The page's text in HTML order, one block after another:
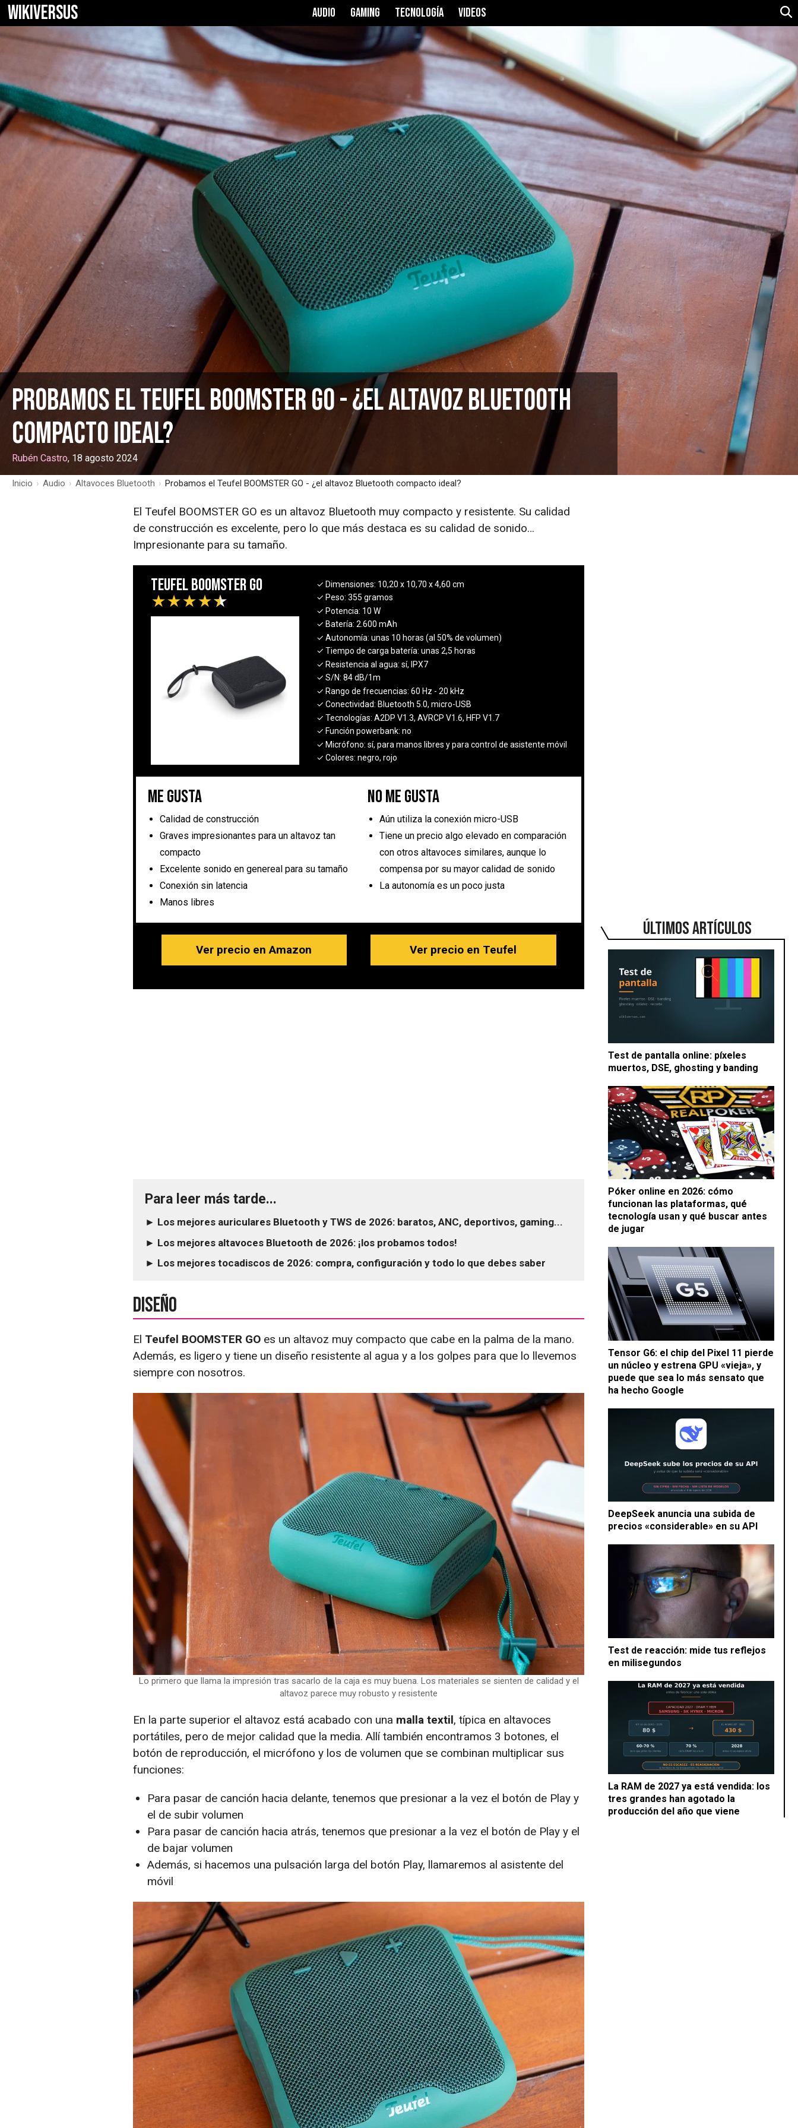
WIKIVERSUS AUDIO GAMING TECNOLOGÍA VIDEOS
Probamos el Teufel BOOMSTER GO - ¿el altavoz Bluetooth
compacto ideal?
Rubén Castro, 18 agosto 2024
Inicio › Audio › Altavoces Bluetooth › Probamos el Teufel BOOMSTER GO - ¿el altavoz Bluetooth compacto ideal?
ÚLTIMOS ARTÍCULOS
Test de pantalla online: píxeles
muertos, DSE, ghosting y banding
Póker online en 2026: cómo
funcionan las plataformas, qué
tecnología usan y qué buscar antes
de jugar
Tensor G6: el chip del Pixel 11 pierde
un núcleo y estrena GPU «vieja», y
puede que sea lo más sensato que
ha hecho Google
DeepSeek anuncia una subida de
precios «considerable» en su API
Test de reacción: mide tus reflejos
en milisegundos
La RAM de 2027 ya está vendida: los
tres grandes han agotado la
producción del año que viene
El Teufel BOOMSTER GO es un altavoz Bluetooth muy compacto y resistente. Su calidad
de construcción es excelente, pero lo que más destaca es su calidad de sonido…
Impresionante para su tamaño.
Teufel BOOMSTER GO
★★★★★
✓ Dimensiones: 10,20 x 10,70 x 4,60 cm
✓ Peso: 355 gramos
✓ Potencia: 10 W
✓ Batería: 2.600 mAh
✓ Autonomía: unas 10 horas (al 50% de volumen)
✓ Tiempo de carga batería: unas 2,5 horas
✓ Resistencia al agua: sí, IPX7
✓ S/N: 84 dB/1m
✓ Rango de frecuencias: 60 Hz - 20 kHz
✓ Conectividad: Bluetooth 5.0, micro-USB
✓ Tecnologías: A2DP V1.3, AVRCP V1.6, HFP V1.7
✓ Función powerbank: no
✓ Micrófono: sí, para manos libres y para control de asistente móvil
✓ Colores: negro, rojo
Me gusta
Calidad de construcción
Graves impresionantes para un altavoz tan
compacto
Excelente sonido en genereal para su tamaño
Conexión sin latencia
Manos libres
No me gusta
Aún utiliza la conexión micro-USB
Tiene un precio algo elevado en comparación
con otros altavoces similares, aunque lo
compensa por su mayor calidad de sonido
La autonomía es un poco justa
Ver precio en Amazon Ver precio en Teufel
Para leer más tarde...
► Los mejores auriculares Bluetooth y TWS de 2026: baratos, ANC, deportivos, gaming...
► Los mejores altavoces Bluetooth de 2026: ¡los probamos todos!
► Los mejores tocadiscos de 2026: compra, configuración y todo lo que debes saber
Diseño
El Teufel BOOMSTER GO es un altavoz muy compacto que cabe en la palma de la mano.
Además, es ligero y tiene un diseño resistente al agua y a los golpes para que lo llevemos
siempre con nosotros.
Lo primero que llama la impresión tras sacarlo de la caja es muy buena. Los materiales se sienten de calidad y el
altavoz parece muy robusto y resistente
En la parte superior el altavoz está acabado con una malla textil, típica en altavoces
portátiles, pero de mejor calidad que la media. Allí también encontramos 3 botones, el
botón de reproducción, el micrófono y los de volumen que se combinan multiplicar sus
funciones:
Para pasar de canción hacia delante, tenemos que presionar a la vez el botón de Play y
el de subir volumen
Para pasar de canción hacia atrás, tenemos que presionar a la vez el botón de Play y el
de bajar volumen
Además, si hacemos una pulsación larga del botón Play, llamaremos al asistente del
móvil